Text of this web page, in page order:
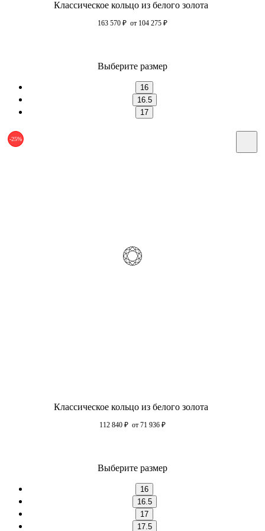
Классическое кольцо из белого золота
163 570 ₽ от 104 275 ₽
Выберите размер
16
16.5
17
-25%
Классическое кольцо из белого золота
112 840 ₽ от 71 936 ₽
Выберите размер
16
16.5
17
17.5